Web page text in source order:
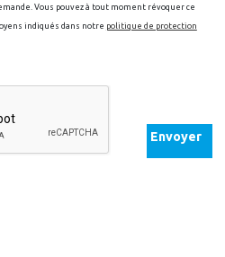
Vous pouvez à tout moment révoquer ce
indiqués dans notre politique de protection
Envoyer